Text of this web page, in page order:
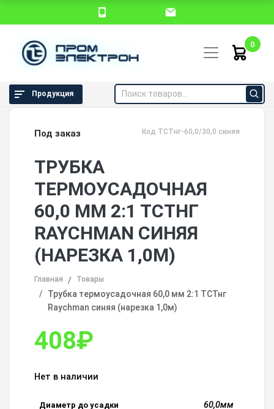
0
Продукция
Под заказ Код TCTнг-60,0/30,0 синяя
ТРУБКА
ТЕРМОУСАДОЧНАЯ
60,0 ММ 2:1 ТСТНГ
RAYCHMAN СИНЯЯ
(НАРЕЗКА 1,0М)
Главная Товары
Трубка термоусадочная 60,0 мм 2:1 ТСТнг
Raychman синяя (нарезка 1,0м)
408₽
Нет в наличии
Диаметр до усадки 60,0мм